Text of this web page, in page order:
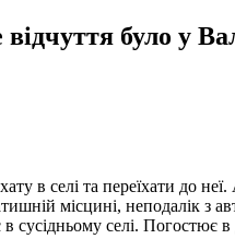
було у
в селі та переїхати до
місцині, неподалік з
сусідньому селі. Погостює